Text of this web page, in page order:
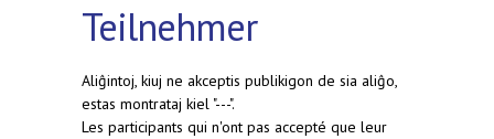
Teilnehmer
Aliĝintoj, kiuj ne akceptis publikigon de sia aliĝo,
estas montrataj kiel "---".
Les participants qui n'ont pas accepté que leur